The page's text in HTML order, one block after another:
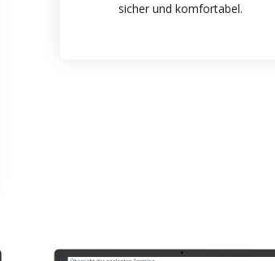
sicher und komfortabel.